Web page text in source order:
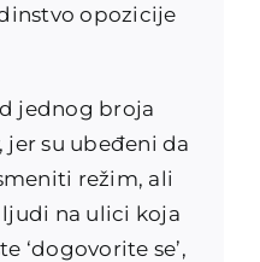
opozicije
jednog broja
jer su ubeđeni da
režim, ali
na ulici koja
‘dogovorite se’,